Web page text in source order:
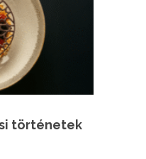
történetek